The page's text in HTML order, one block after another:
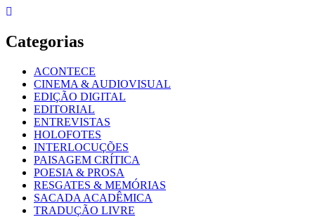
Skip
content
Categorias
ACONTECE
CINEMA & AUDIOVISUAL
EDIÇÃO DIGITAL
EDITORIAL
ENTREVISTAS
HOLOFOTES
INTERLOCUÇÕES
PAISAGEM CRÍTICA
POESIA & PROSA
RESGATES & MEMÓRIAS
SACADA ACADÊMICA
TRADUÇÃO LIVRE